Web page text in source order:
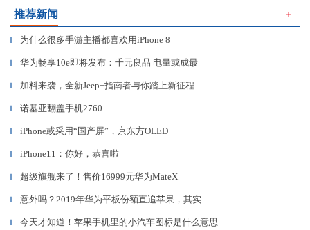
推荐新闻 ＋
▎ 为什么很多手游主播都喜欢用iPhone 8
▎ 华为畅享10e即将发布：千元良品 电量或成最
▎ 加料来袭，全新Jeep+指南者与你踏上新征程
▎ 诺基亚翻盖手机2760
▎ iPhone或采用“国产屏”，京东方OLED
▎ iPhone11：你好，恭喜啦
▎ 超级旗舰来了！售价16999元华为MateX
▎ 意外吗？2019年华为平板份额直追苹果，其实
▎ 今天才知道！苹果手机里的小汽车图标是什么意思